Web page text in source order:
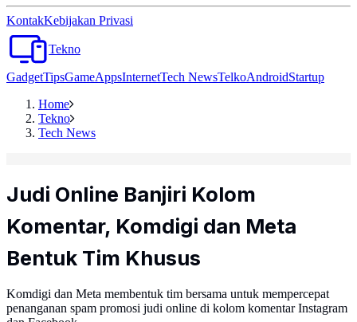
KontakKebijakan Privasi
Tekno
GadgetTipsGameAppsInternetTech NewsTelkoAndroidStartup
Home
Tekno
Tech News
Judi Online Banjiri Kolom
Komentar, Komdigi dan Meta
Bentuk Tim Khusus
Komdigi dan Meta membentuk tim bersama untuk mempercepat
penanganan spam promosi judi online di kolom komentar Instagram